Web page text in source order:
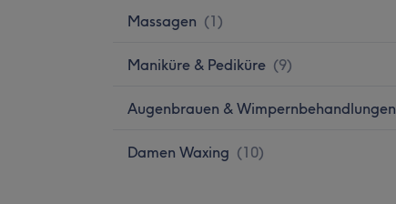
Massagen (1)
Maniküre & Pediküre (9)
Augenbrauen & Wimpernbehandlungen
Damen Waxing (10)